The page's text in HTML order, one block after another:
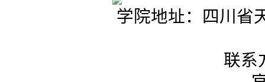
学院地址：四川省
联系